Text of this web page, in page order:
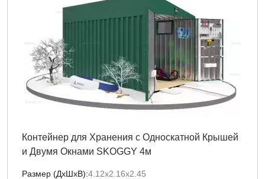
Контейнер для Хранения с Односкатной Крышей
и Двумя Окнами SKOGGY 4м
Размер (ДxШxВ):4.12х2.16х2.45